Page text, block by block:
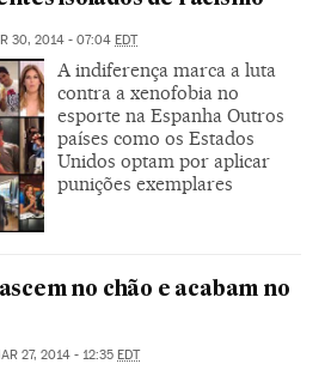
30, 2014 - 07:04 EDT
A indiferença marca a luta
contra a xenofobia no
esporte na Espanha Outros
países como os Estados
Unidos optam por aplicar
punições exemplares
no chão e acabam no
27, 2014 - 12:35 EDT